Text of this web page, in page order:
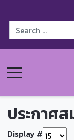
ประกาศ
Display #